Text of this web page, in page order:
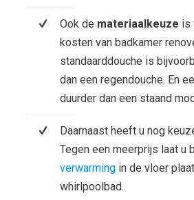
Ook de materiaalkeuze is
kosten van badkamer
standaarddouche is
dan een regendouche. En
duurder dan een staand
Daarnaast heeft u nog
Tegen een meerprijs laat u
verwarmingin de vloer
whirlpoolbad.